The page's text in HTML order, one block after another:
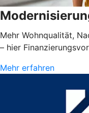
Mehr Wohnqualität,
– hier
Mehr erfahren